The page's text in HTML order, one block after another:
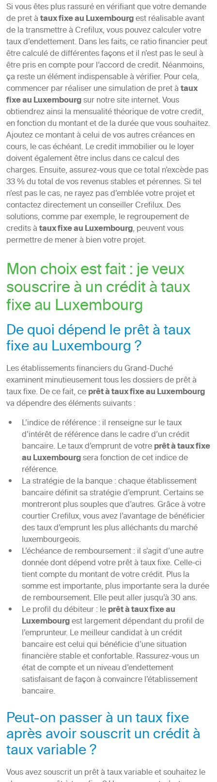
Si vous êtes plus rassuré en vérifiant que votre demande
de pret àtaux fixe au Luxembourgest réalisable avant
de la transmettre à Crefilux, vous pouvez calculer votre
taux d’endettement. Dans les faits, ce ratio financier peut
être calculé de différentes façons et il n’est pas le seul à
être pris en compte pour l’accord de credit. Néanmoins,
ça reste un élément indispensable à vérifier. Pour cela,
commencer par réaliser une simulation de pret àtaux
fixe au Luxembourgsur notre site internet. Vous
obtiendrez ainsi la mensualité théorique de votre credit,
en fonction du montant et de la durée que vous souhaitez.
Ajoutez ce montant à celui de vos autres créances en
cours, le cas échéant. Le credit immobilier ou le loyer
doivent également être inclus dans ce calcul des
charges. Ensuite, assurez-vous que ce total n’excède pas
33 % du total de vos revenus stables et pérennes. Si tel
n’est pas le cas, ne rayez pas d’emblée votre projet et
contactez directement un conseiller Crefilux. Des
solutions, comme par exemple, le regroupement de
credits àtaux fixe au Luxembourg, peuvent vous
permettre de mener à bien votre projet.
Mon choix est fait : je veux
souscrire à un crédit à taux
fixe au Luxembourg
De quoi dépend le prêt à taux
fixe au Luxembourg ?
Les établissements financiers du Grand-Duché
examinent minutieusement tous les dossiers de prêt à
taux fixe. De ce fait, ceprêt à taux fixe au Luxembourg
va dépendre des éléments suivants :
L’indice de référence : il renseigne sur le taux
d’intérêt de référence dans le cadre d’un crédit
bancaire. Le taux d’emprunt de votreprêt à taux fixe
au Luxembourgsera fonction de cet indice de
référence.
La stratégie de la banque : chaque établissement
bancaire définit sa stratégie d’emprunt. Certains se
montreront plus souples que d’autres. Grâce à votre
courtier Crefilux, vous avez l’avantage de bénéficier
des taux d’emprunt les plus alléchants du marché
luxembourgeois.
L’échéance de remboursement : il s’agit d’une autre
donnée dont dépend votre prêt à taux fixe. Celle-ci
tient compte du montant de votre crédit. Plus la
somme est importante, plus importante sera la durée
de remboursement. Elle peut aller jusqu’à 30 ans.
Le profil du débiteur : leprêt à taux fixe au
Luxembourgest largement dépendant du profil de
l’emprunteur. Le meilleur candidat à un crédit
bancaire est celui qui bénéficie d’une situation
financière stable et confortable. Rassurez-vous un
état de compte et un niveau d’endettement
satisfaisant de façon à convaincre l’établissement
bancaire.
Peut-on passer à un taux fixe
après avoir souscrit un crédit à
taux variable ?
Vous avez souscrit un prêt à taux variable et souhaitez le